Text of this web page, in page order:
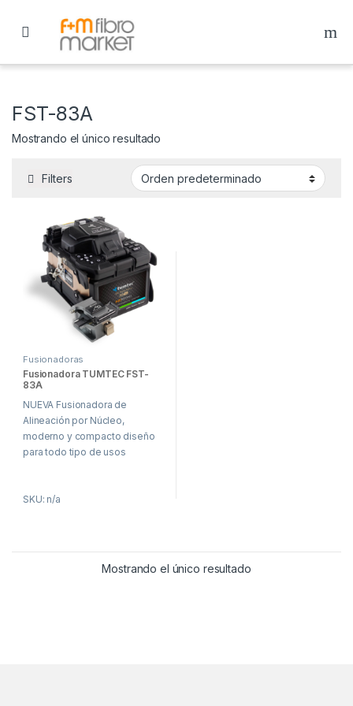
FST-83A
Mostrando el único resultado
Filters
Fusionadoras
Fusionadora TUMTEC FST-
83A
NUEVA Fusionadora de
Alineación por Núcleo,
moderno y compacto diseño
para todo tipo de usos
SKU: n/a
Mostrando el único resultado